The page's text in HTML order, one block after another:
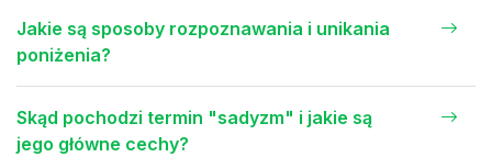
Jakie są sposoby rozpoznawania i unikania
poniżenia?
Skąd pochodzi termin "sadyzm" i jakie są
jego główne cechy?